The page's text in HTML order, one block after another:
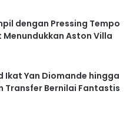
dengan Pressing Tempo
Menundukkan Aston Villa
Ikat Yan Diomande hingga
Transfer Bernilai Fantastis